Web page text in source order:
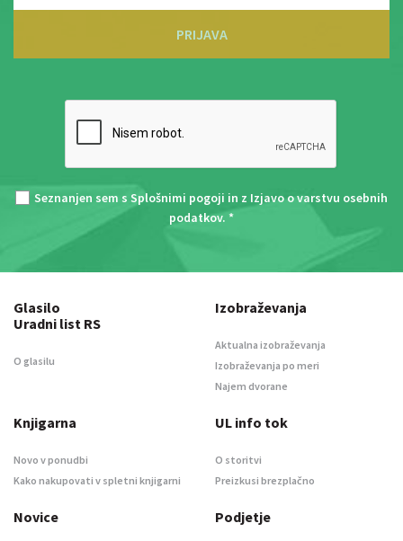
PRIJAVA
Seznanjen sem s Splošnimi pogoji in z Izjavo o varstvu osebnih
podatkov. *
Glasilo
Uradni list RS
O glasilu
Izobraževanja
Aktualna izobraževanja
Izobraževanja po meri
Najem dvorane
Knjigarna
Novo v ponudbi
Kako nakupovati v spletni knjigarni
UL info tok
O storitvi
Preizkusi brezplačno
Novice Podjetje